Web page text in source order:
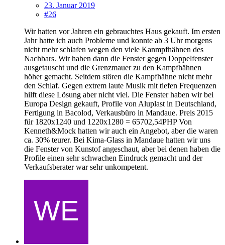
23. Januar 2019
#26
Wir hatten vor Jahren ein gebrauchtes Haus gekauft. Im ersten
Jahr hatte ich auch Probleme und konnte ab 3 Uhr morgens
nicht mehr schlafen wegen den viele Kanmpfhähnen des
Nachbars. Wir haben dann die Fenster gegen Doppelfenster
ausgetauscht und die Grenzmauer zu den Kampfhähnen
höher gemacht. Seitdem stören die Kampfhähne nicht mehr
den Schlaf. Gegen extrem laute Musik mit tiefen Frequenzen
hilft diese Lösung aber nicht viel. Die Fenster haben wir bei
Europa Design gekauft, Profile von Aluplast in Deutschland,
Fertigung in Bacolod, Verkausbüro in Mandaue. Preis 2015
für 1820x1240 und 1220x1280 = 65702,54PHP Von
Kenneth&Mock hatten wir auch ein Angebot, aber die waren
ca. 30% teurer. Bei Kima-Glass in Mandaue hatten wir uns
die Fenster von Kunstof angeschaut, aber bei denen haben die
Profile einen sehr schwachen Eindruck gemacht und der
Verkaufsberater war sehr unkompetent.